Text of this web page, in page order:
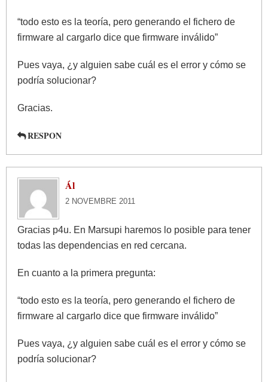
“todo esto es la teoría, pero generando el fichero de
firmware al cargarlo dice que firmware inválido”
Pues vaya, ¿y alguien sabe cuál es el error y cómo se
podría solucionar?
Gracias.
RESPON
Ál
2 NOVEMBRE 2011
Gracias p4u. En Marsupi haremos lo posible para tener
todas las dependencias en red cercana.
En cuanto a la primera pregunta:
“todo esto es la teoría, pero generando el fichero de
firmware al cargarlo dice que firmware inválido”
Pues vaya, ¿y alguien sabe cuál es el error y cómo se
podría solucionar?